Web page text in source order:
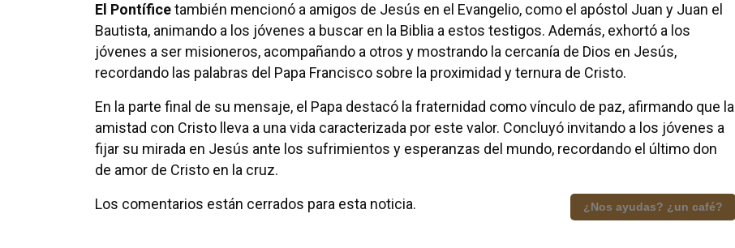
El Pontíficetambién mencionó a amigos de Jesús en el Evangelio, como el apóstol Juan y Juan el
Bautista, animando a los jóvenes a buscar en la Biblia a estos testigos. Además, exhortó a los
jóvenes a ser misioneros, acompañando a otros y mostrando la cercanía de Dios en Jesús,
recordando las palabras del Papa Francisco sobre la proximidad y ternura de Cristo.
En la parte final de su mensaje, el Papa destacó la fraternidad como vínculo de paz, afirmando que la
amistad con Cristo lleva a una vida caracterizada por este valor. Concluyó invitando a los jóvenes a
fijar su mirada en Jesús ante los sufrimientos y esperanzas del mundo, recordando el último don
de amor de Cristo en la cruz.
¿Nos ayudas? ¿un café?
Los comentarios están cerrados para esta noticia.